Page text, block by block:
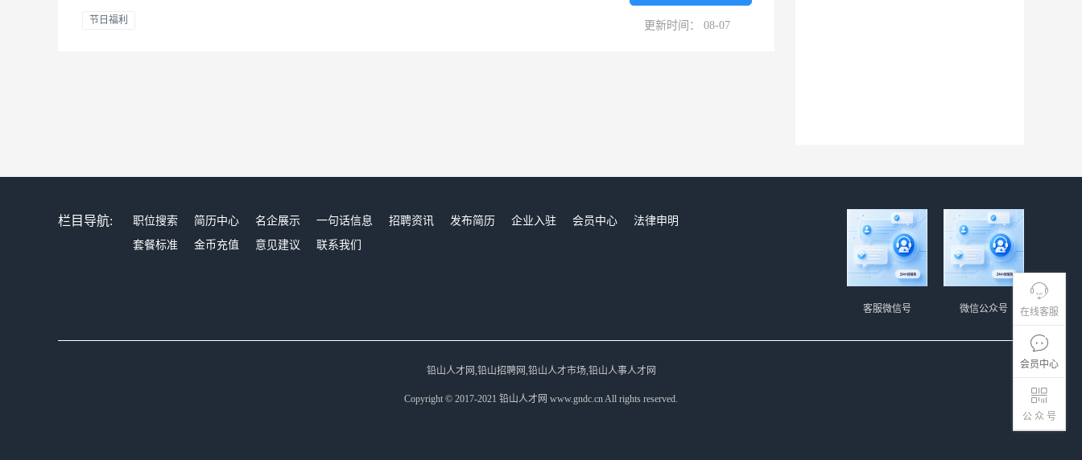
在线客服
会员中心
公 众 号
节日福利 更新时间： 08-07
栏目导航: 职位搜索 简历中心 名企展示 一句话信息 招聘资讯 发布简历 企业入驻 会员中心
法律申明
套餐标准
金币充值 意见建议 联系我们
微信公众号
客服微信号
铅山人才网,铅山招聘网,铅山人才市场,铅山人事人才网
Copyright © 2017-2021 铅山人才网 www.gndc.cn All rights reserved.